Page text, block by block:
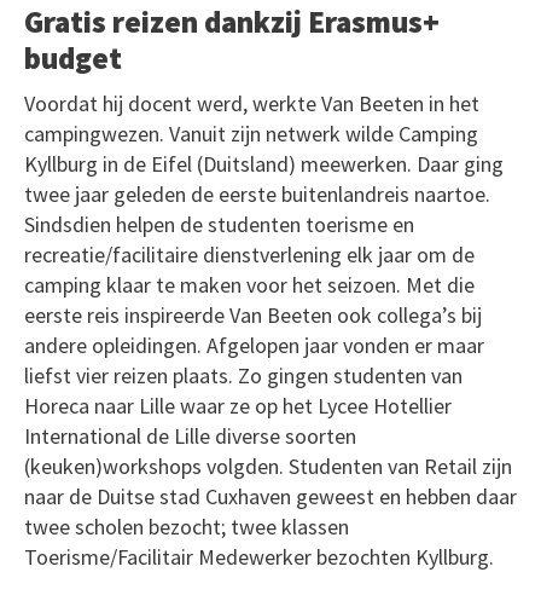
Gratis reizen dankzij Erasmus+
budget
Voordat hij docent werd, werkte Van Beeten in het
campingwezen. Vanuit zijn netwerk wilde Camping
Kyllburg in de Eifel (Duitsland) meewerken. Daar ging
twee jaar geleden de eerste buitenlandreis naartoe.
Sindsdien helpen de studenten toerisme en
recreatie/facilitaire dienstverlening elk jaar om de
camping klaar te maken voor het seizoen. Met die
eerste reis inspireerde Van Beeten ook collega’s bij
andere opleidingen. Afgelopen jaar vonden er maar
liefst vier reizen plaats. Zo gingen studenten van
Horeca naar Lille waar ze op het Lycee Hotellier
International de Lille diverse soorten
(keuken)workshops volgden. Studenten van Retail zijn
naar de Duitse stad Cuxhaven geweest en hebben daar
twee scholen bezocht; twee klassen
Toerisme/Facilitair Medewerker bezochten Kyllburg.